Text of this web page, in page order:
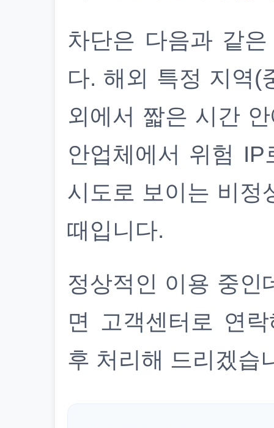
차단은 다음과 같
다. 해외 특정 지역(
외에서 짧은 시간
안업체에서 위험
시도로 보이는 비정
때입니다.
정상적인 이용 중인
면 고객센터로 연
후 처리해 드리겠습